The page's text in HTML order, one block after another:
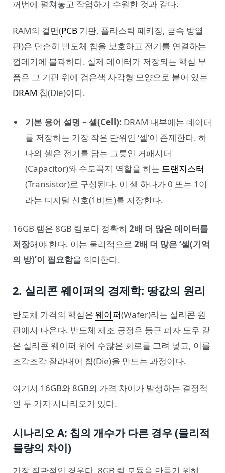
꺼번에 펼쳐놓고 작업하기 수월한 것과 같다.
RAM의 겉면(PCB 기판, 플라스틱 패키징, 금속 방열
판)은 단순히 반도체 칩을 보호하고 전기를 연결하는
껍데기에 불과하다. 실제 데이터가 저장되는 핵심 부
품은 그 기판 위에 검은색 사각형 모양으로 붙어 있는
DRAM 칩(Die)이다.
기본 용어 설명 – 셀(Cell): DRAM 내부에는 데이터
를 저장하는 가장 작은 단위인 ‘셀’이 존재한다. 하
나의 셀은 전기를 담는 그릇인 커패시터
(Capacitor)와 수도꼭지 역할을 하는 트랜지스터
(Transistor)로 구성된다. 이 셀 하나가 0 또는 1이
라는 디지털 신호(1비트)를 저장한다.
16GB 램은 8GB 램보다 정확히 2배 더 많은 데이터를
저장해야 한다. 이는 물리적으로 2배 더 많은 ‘셀(기억
의 방)’이 필요함을 의미한다.
2. 실리콘 웨이퍼의 경제학: 땅값의 원리
반도체 가격의 핵심은 웨이퍼(Wafer)라는 실리콘 원
판에서 나온다. 반도체 제조 공정은 둥근 피자 도우 같
은 실리콘 웨이퍼 위에 수많은 회로를 그려 넣고, 이를
조각조각 잘라내어 칩(Die)을 만드는 과정이다.
여기서 16GB와 8GB의 가격 차이가 발생하는 결정적
인 두 가지 시나리오가 있다.
시나리오 A: 칩의 개수가 다른 경우 (물리적
물량의 차이)